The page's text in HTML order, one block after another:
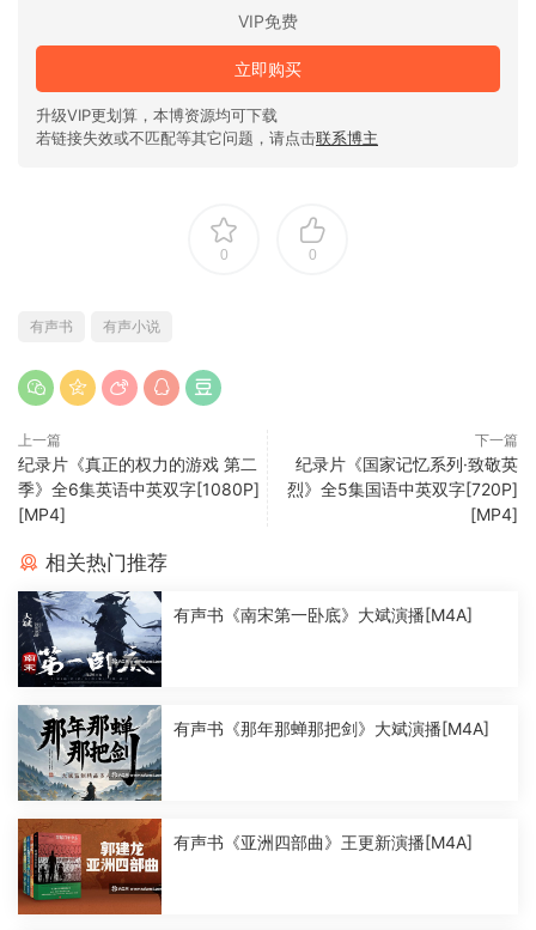
VIP免费
立即购买
升级VIP更划算，本博资源均可下载
若链接失效或不匹配等其它问题，请点击联系博主
0 0
有声书 有声小说
上一篇
纪录片《真正的权力的游戏 第二
季》全6集英语中英双字[1080P]
[MP4]
下一篇
纪录片《国家记忆系列·致敬英
烈》全5集国语中英双字[720P]
[MP4]
相关热门推荐
有声书《南宋第一卧底》大斌演播[M4A]
有声书《那年那蝉那把剑》大斌演播[M4A]
有声书《亚洲四部曲》王更新演播[M4A]